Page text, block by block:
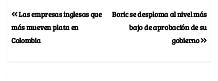
Boric se desploma al nivel más
bajo de aprobación de su
gobierno
Las empresas inglesas que
más mueven plata en
Colombia